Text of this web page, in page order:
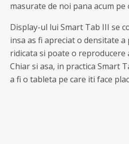
masurate de noi pana acum pe
Display-ul lui Smart Tab III se
insa as fi apreciat o densitate a
ridicata si poate o reproducere
Chiar si asa, in practica Smart
a fi o tableta pe care iti face